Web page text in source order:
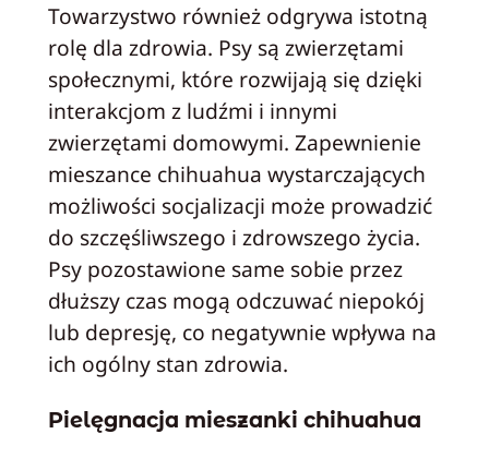
Towarzystwo również odgrywa istotną
rolę dla zdrowia. Psy są zwierzętami
społecznymi, które rozwijają się dzięki
interakcjom z ludźmi i innymi
zwierzętami domowymi. Zapewnienie
mieszance chihuahua wystarczających
możliwości socjalizacji może prowadzić
do szczęśliwszego i zdrowszego życia.
Psy pozostawione same sobie przez
dłuższy czas mogą odczuwać niepokój
lub depresję, co negatywnie wpływa na
ich ogólny stan zdrowia.
Pielęgnacja mieszanki chihuahua